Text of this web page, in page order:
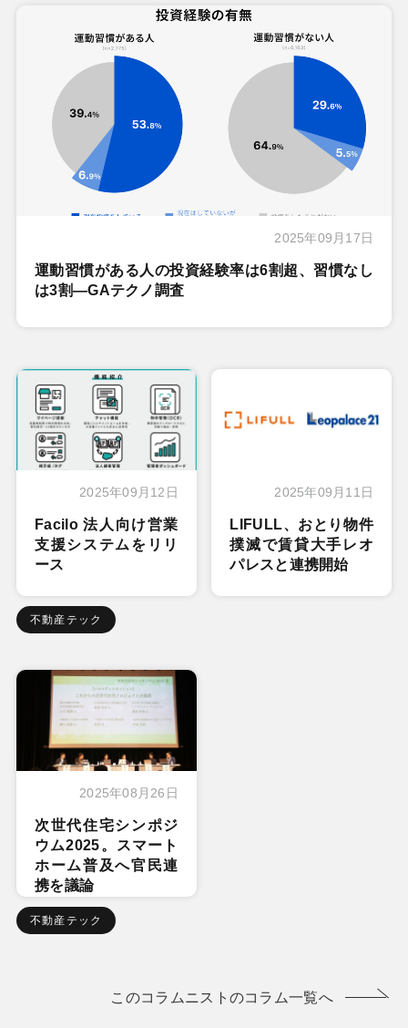
2025年09月17日
運動習慣がある人の投資経験率は6割超、習慣なし
は3割―GAテクノ調査
2025年09月12日
Facilo 法人向け営業
支援システムをリリ
ース
不動産テック
2025年09月11日
LIFULL、おとり物件
撲滅で賃貸大手レオ
パレスと連携開始
2025年08月26日
次世代住宅シンポジ
ウム2025。スマート
ホーム普及へ官民連
携を議論
不動産テック
このコラムニストのコラム一覧へ